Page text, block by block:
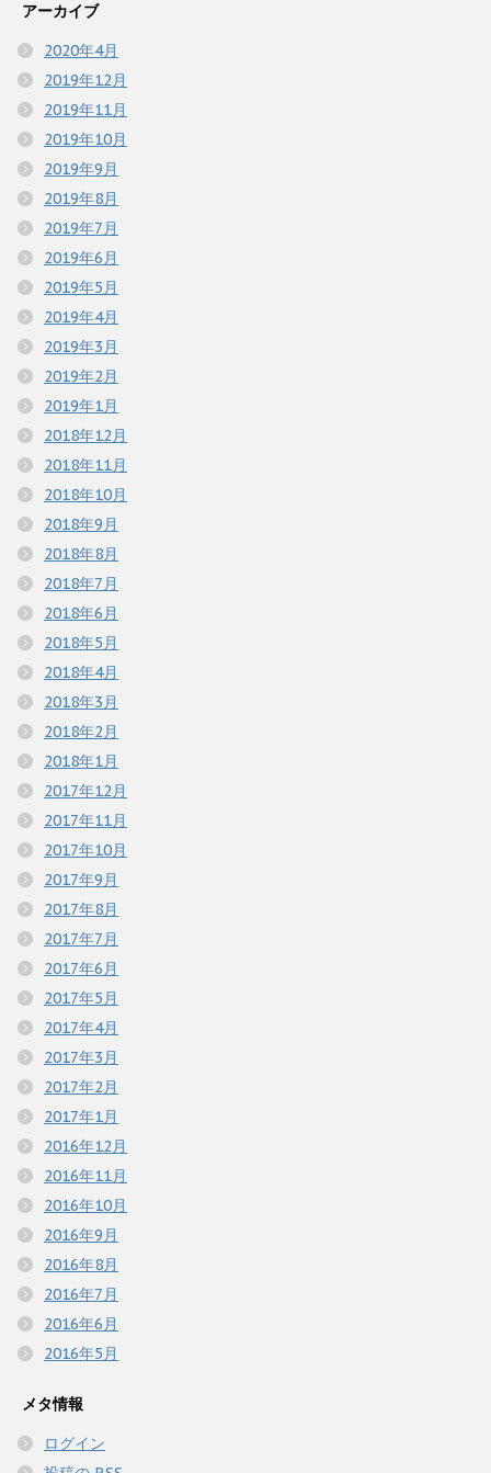
アーカイブ
2020年4月
2019年12月
2019年11月
2019年10月
2019年9月
2019年8月
2019年7月
2019年6月
2019年5月
2019年4月
2019年3月
2019年2月
2019年1月
2018年12月
2018年11月
2018年10月
2018年9月
2018年8月
2018年7月
2018年6月
2018年5月
2018年4月
2018年3月
2018年2月
2018年1月
2017年12月
2017年11月
2017年10月
2017年9月
2017年8月
2017年7月
2017年6月
2017年5月
2017年4月
2017年3月
2017年2月
2017年1月
2016年12月
2016年11月
2016年10月
2016年9月
2016年8月
2016年7月
2016年6月
2016年5月
メタ情報
ログイン